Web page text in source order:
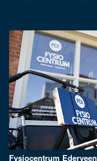
Fysiocentrum Ederveen